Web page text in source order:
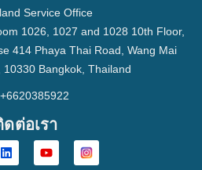
Service Office
1026, 1027 and 1028 10th Floor,
414 Phaya Thai Road, Wang Mai
10330 Bangkok, Thailand
+6620385922
ดต่อเรา